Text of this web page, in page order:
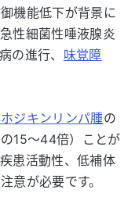
機能低下が背景に
性細菌性唾液腺炎
の進行、 味覚障
ジキンリンパ腫の
15～44倍）ことが
患活動性、低補体
意が必要です。